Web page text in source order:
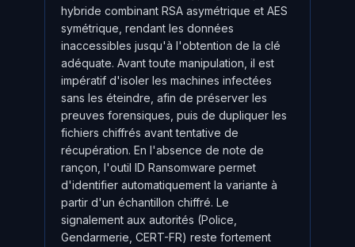
hybride combinant RSA asymétrique et AES
symétrique, rendant les données
inaccessibles jusqu'à l'obtention de la clé
adéquate. Avant toute manipulation, il est
impératif d'isoler les machines infectées
sans les éteindre, afin de préserver les
preuves forensiques, puis de dupliquer les
fichiers chiffrés avant tentative de
récupération. En l'absence de note de
rançon, l'outil ID Ransomware permet
d'identifier automatiquement la variante à
partir d'un échantillon chiffré. Le
signalement aux autorités (Police,
Gendarmerie, CERT-FR) reste fortement